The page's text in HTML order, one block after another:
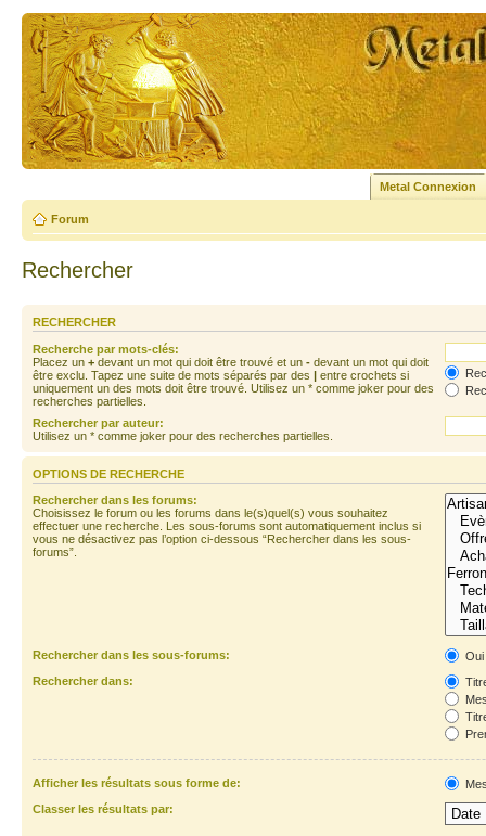
Metal Connexion
Forum
Rechercher
RECHERCHER
Recherche par mots-clés:
Placez un + devant un mot qui doit être trouvé et un - devant un mot qui doit
être exclu. Tapez une suite de mots séparés par des | entre crochets si
uniquement un des mots doit être trouvé. Utilisez un * comme joker pour des
recherches partielles.
Rechercher par auteur:
Utilisez un * comme joker pour des recherches partielles.
OPTIONS DE RECHERCHE
Rechercher dans les forums:
Choisissez le forum ou les forums dans le(s)quel(s) vous souhaitez
effectuer une recherche. Les sous-forums sont automatiquement inclus si
vous ne désactivez pas l’option ci-dessous “Rechercher dans les sous-
forums”.
Rechercher dans les sous-forums:
Oui
Rechercher dans:
Afficher les résultats sous forme de:
Classer les résultats par: